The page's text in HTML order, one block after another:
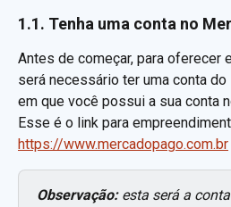
1.1. Tenha uma conta no
Antes de começar, para oferecer
será necessário ter uma conta
em que você possui a sua conta
Esse é o link para
https://www.mercadopago.com.br
Observação: esta será a